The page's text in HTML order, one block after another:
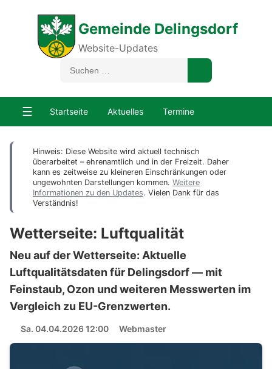
Gemeinde Delingsdorf
Website-Updates
☰ Startseite Aktuelles Termine
Hinweis: Diese Website wird aktuell technisch
überarbeitet – ehrenamtlich und in der Freizeit. Daher
kann es zeitweise zu kleineren Einschränkungen oder
ungewohnten Darstellungen kommen. Weitere
Informationen zu den Updates. Vielen Dank für das
Verständnis!
Wetterseite: Luftqualität
Neu auf der Wetterseite: Aktuelle
Luftqualitätsdaten für Delingsdorf — mit
Feinstaub, Ozon und weiteren Messwerten im
Vergleich zu EU-Grenzwerten.
Sa. 04.04.2026 12:00 Webmaster